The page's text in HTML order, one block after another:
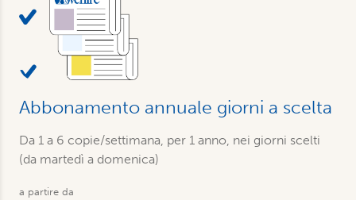
Abbonamento annuale giorni a scelta
Da 1 a 6 copie/settimana, per 1 anno, nei giorni scelti
(da martedì a domenica)
a partire da